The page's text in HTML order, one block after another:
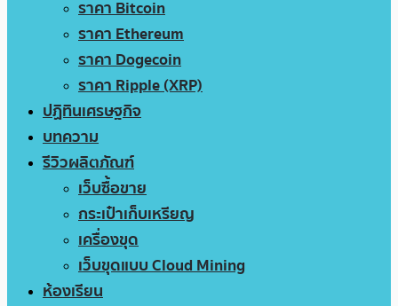
ราคา Bitcoin
ราคา Ethereum
ราคา Dogecoin
ราคา Ripple (XRP)
ปฏิทินเศรษฐกิจ
บทความ
รีวิวผลิตภัณฑ์
เว็บซื้อขาย
กระเป๋าเก็บเหรียญ
เครื่องขุด
เว็บขุดแบบ Cloud Mining
ห้องเรียน